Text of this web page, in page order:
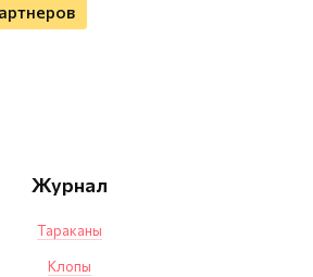
Журнал
Тараканы
Клопы